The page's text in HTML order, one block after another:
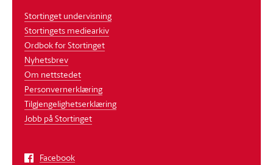
Stortinget undervisning
Stortingets mediearkiv
Ordbok for Stortinget
Nyhetsbrev
Om nettstedet
Personvernerklæring
Tilgjengelighetserklæring
Jobb på Stortinget
Facebook